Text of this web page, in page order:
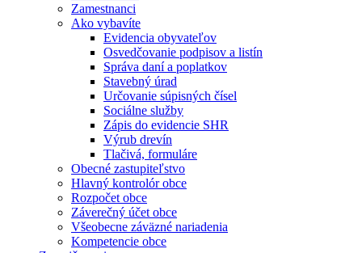
Zamestnanci
Ako vybavíte
Evidencia obyvateľov
Osvedčovanie podpisov a listín
Správa daní a poplatkov
Stavebný úrad
Určovanie súpisných čísel
Sociálne služby
Zápis do evidencie SHR
Výrub drevín
Tlačivá, formuláre
Obecné zastupiteľstvo
Hlavný kontrolór obce
Rozpočet obce
Záverečný účet obce
Všeobecne záväzné nariadenia
Kompetencie obce